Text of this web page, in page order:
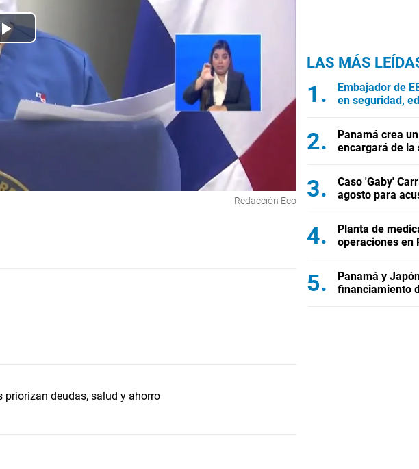
Play
Redacción Eco
priorizan deudas, salud y ahorro
LAS MÁS
Embajador de
en seguridad,
Panamá crea
encargará de la
Caso 'Gaby'
agosto para
Planta de
operaciones en
Panamá y
financiamiento